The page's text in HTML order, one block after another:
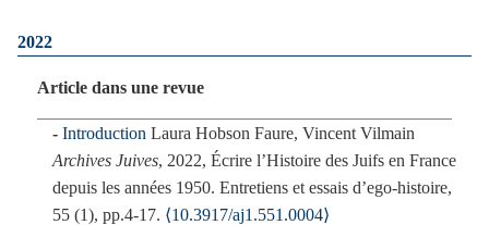
2022
Article dans une revue
Introduction Laura Hobson Faure, Vincent Vilmain
Archives Juives, 2022, Écrire l’Histoire des Juifs en France
depuis les années 1950. Entretiens et essais d’ego-histoire,
55 (1), pp.4-17. ⟨10.3917/aj1.551.0004⟩